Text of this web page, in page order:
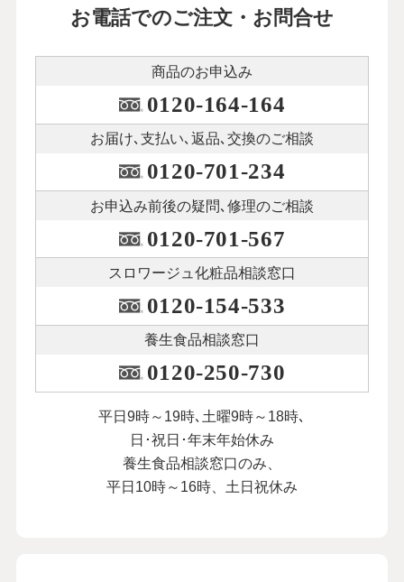
お電話でのご注文・お問合せ
商品のお申込み
0120-164-164
お届け､支払い､ 返品､交換のご相談
0120-701-234
お申込み前後の疑問､修理のご相談
0120-701-567
スロワージュ化粧品相談窓口
0120-154-533
養生食品相談窓口
0120-250-730
平日9時～19時､土曜9時～18時､
日･祝日･年末年始休み
養生食品相談窓口のみ、
平日10時～16時、土日祝休み